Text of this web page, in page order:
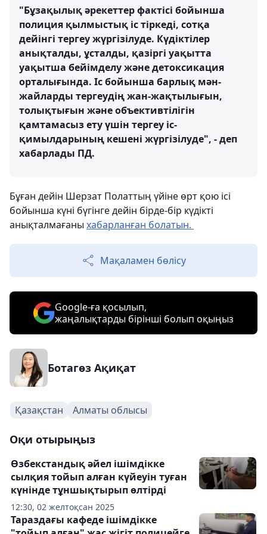
"Бұзақылық әрекеттер фактісі бойынша
полиция қылмыстық іс тіркеді, сотқа
дейінгі тергеу жүргізілуде. Күдіктілер
анықталды, ұсталды, қазіргі уақытта
уақытша бейімделу және детоксикация
орталығында. Іс бойынша барлық мән-
жайларды тергеудің жан-жақтылығын,
толықтығын және объективтілігін
қамтамасыз ету үшін тергеу іс-
қимылдарының кешені жүргізілуде", - деп
хабарлады ПД.
Бұған дейін Шерзат Полаттың үйіне өрт қою ісі
бойынша күні бүгінге дейін бірде-бір күдікті
анықталмағаны хабарланған болатын.
Мақаламен бөлісу
Google-ға қосылып,
жаңалықтарды бірінші болып оқыңыз
Ботагөз Ақиқат
Қазақстан Алматы облысы
Оқи отырыңыз
12:30, 02 желтоқсан 2025
Өзбекстандық әйел ішімдікке
сылқия тойып алған күйеуін туған
күнінде тұншықтырып өлтірді
Тараздағы кафеде ішімдікке